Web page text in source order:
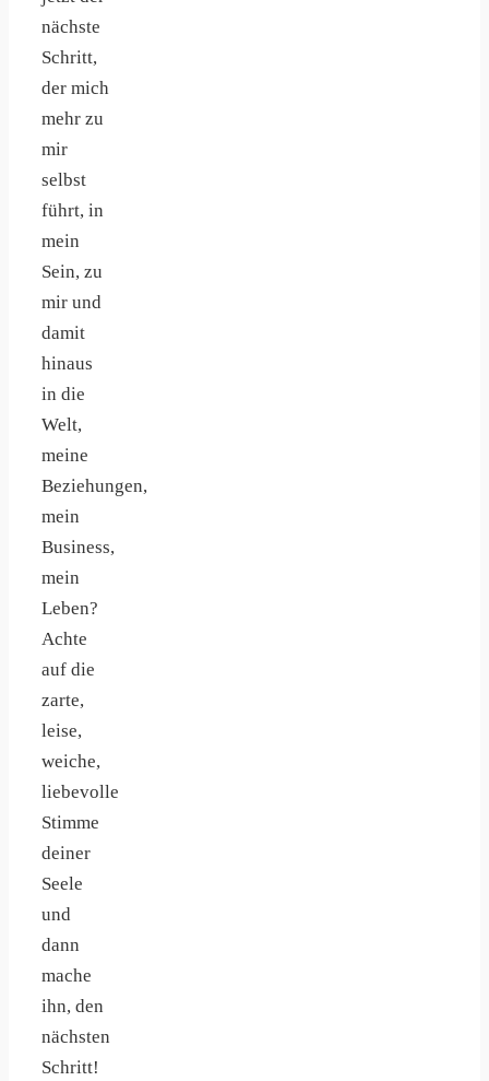
nächste
Schritt,
der mich
mehr zu
mir
selbst
führt, in
mein
Sein, zu
mir und
damit
hinaus
in die
Welt,
meine
Beziehungen,
mein
Business,
mein
Leben?
Achte
auf die
zarte,
leise,
weiche,
liebevolle
Stimme
deiner
Seele
und
dann
mache
ihn, den
nächsten
Schritt!